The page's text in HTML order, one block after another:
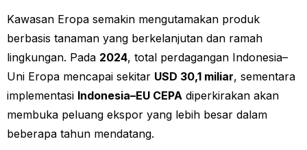
Kawasan Eropa semakin mengutamakan produk
berbasis tanaman yang berkelanjutan dan ramah
lingkungan. Pada 2024, total perdagangan Indonesia–
Uni Eropa mencapai sekitar USD 30,1 miliar, sementara
implementasi Indonesia–EU CEPA diperkirakan akan
membuka peluang ekspor yang lebih besar dalam
beberapa tahun mendatang.